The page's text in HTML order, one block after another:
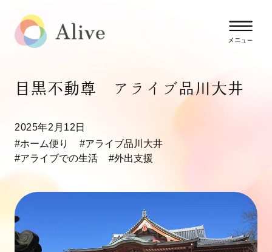
目黒不動尊 アライブ品川大井
2025年2月12日
#ホーム便り
#アライブ品川大井
#アライブでの生活
#外出支援